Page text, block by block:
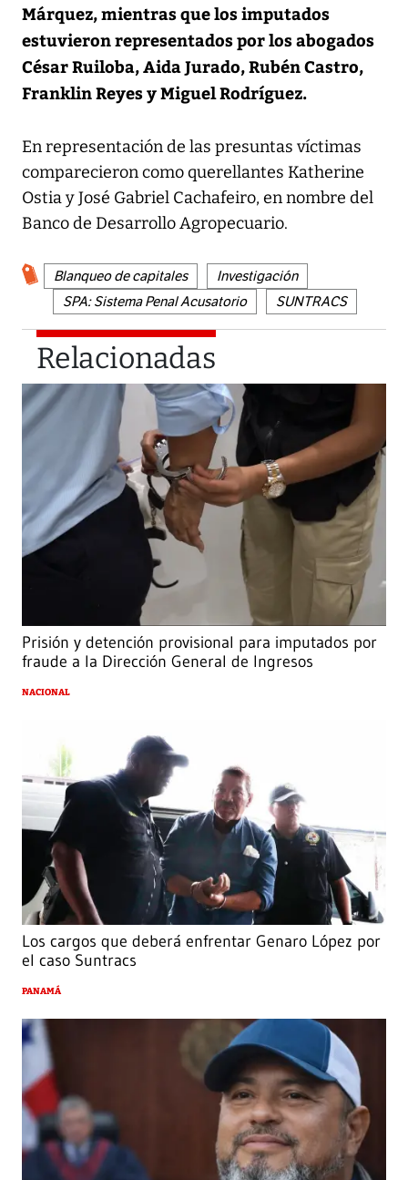
Márquez, mientras que los imputados
estuvieron representados por los abogados
César Ruiloba, Aida Jurado, Rubén Castro,
Franklin Reyes y Miguel Rodríguez.
En representación de las presuntas víctimas
comparecieron como querellantes Katherine
Ostia y José Gabriel Cachafeiro, en nombre del
Banco de Desarrollo Agropecuario.
Blanqueo de capitales
Investigación
SPA: Sistema Penal Acusatorio
SUNTRACS
Relacionadas
Prisión y detención provisional para imputados por
fraude a la Dirección General de Ingresos
NACIONAL
Los cargos que deberá enfrentar Genaro López por
el caso Suntracs
PANAMÁ